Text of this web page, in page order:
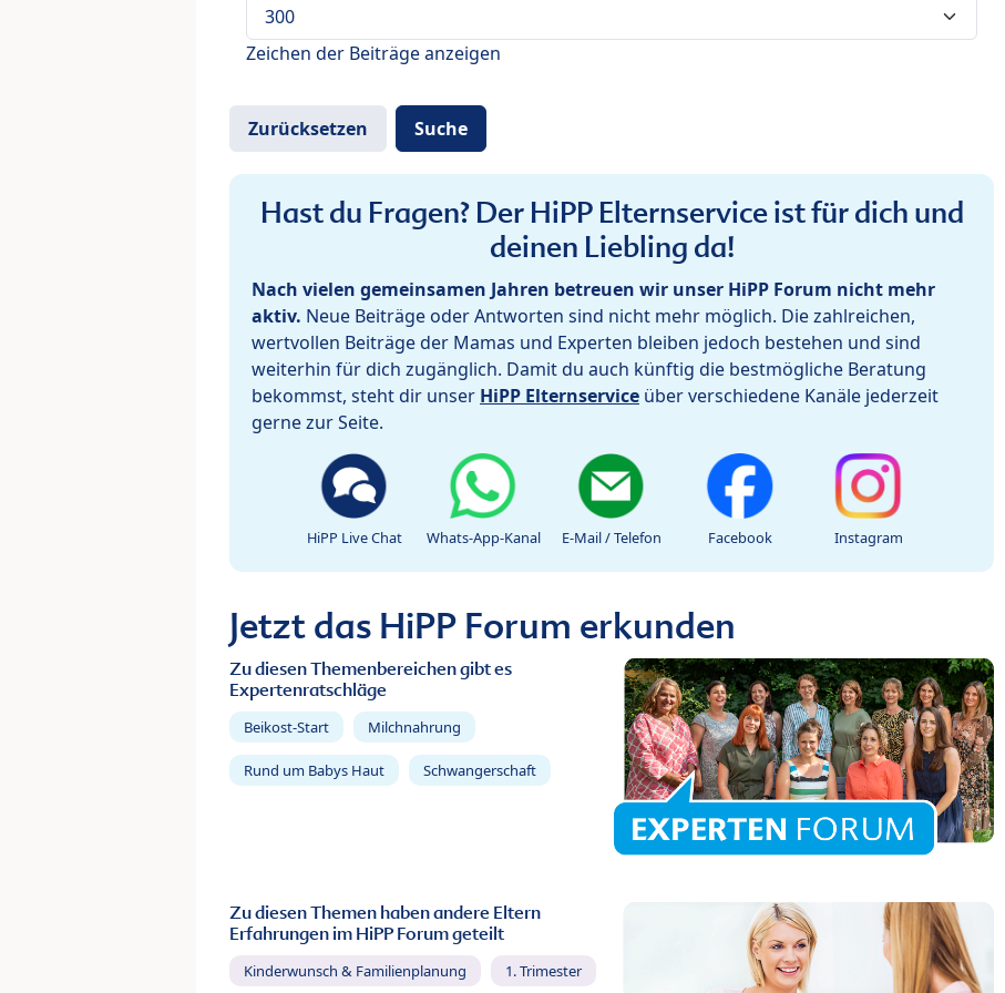
Zeichen der Beiträge anzeigen
Hast du Fragen? Der HiPP Elternservice ist für dich und
deinen Liebling da!
Nach vielen gemeinsamen Jahren betreuen wir unser HiPP Forum nicht mehr
aktiv. Neue Beiträge oder Antworten sind nicht mehr möglich. Die zahlreichen,
wertvollen Beiträge der Mamas und Experten bleiben jedoch bestehen und sind
weiterhin für dich zugänglich. Damit du auch künftig die bestmögliche Beratung
bekommst, steht dir unser HiPP Elternservice über verschiedene Kanäle jederzeit
gerne zur Seite.
HiPP Live Chat Whats-App-Kanal E-Mail / Telefon Facebook Instagram
Jetzt das HiPP Forum erkunden
Zu diesen Themenbereichen gibt es
Expertenratschläge
Beikost-Start Milchnahrung
Rund um Babys Haut Schwangerschaft
Zu diesen Themen haben andere Eltern
Erfahrungen im HiPP Forum geteilt
Kinderwunsch & Familienplanung 1. Trimester